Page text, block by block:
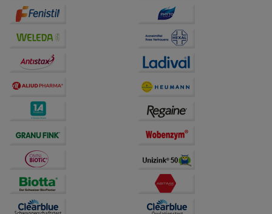
Drittseiten möglichst relevant für Sie zu gestalten.
Bitte beachten Sie, dass Daten hierfür teilweise an
Dritte wie z.B. Google oder soziale Medien